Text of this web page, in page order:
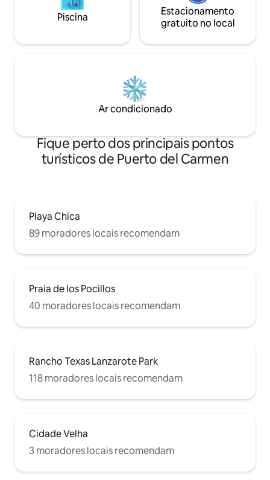
Piscina
Estacionamento
gratuito no local
Ar condicionado
Fique perto dos principais pontos
turísticos de Puerto del Carmen
Playa Chica
89 moradores locais recomendam
Praia de los Pocillos
40 moradores locais recomendam
Rancho Texas Lanzarote Park
118 moradores locais recomendam
Cidade Velha
3 moradores locais recomendam